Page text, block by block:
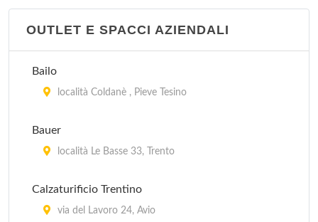
OUTLET E SPACCI AZIENDALI
Bailo
località Coldanè , Pieve Tesino
Bauer
località Le Basse 33, Trento
Calzaturificio Trentino
via del Lavoro 24, Avio